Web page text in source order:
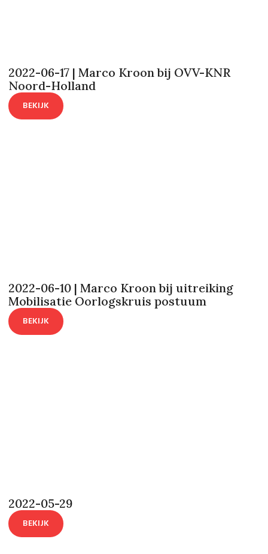
2022-06-17 | Marco Kroon bij OVV-KNR
Noord-Holland
BEKIJK
2022-06-10 | Marco Kroon bij uitreiking
Mobilisatie Oorlogskruis postuum
BEKIJK
2022-05-29
BEKIJK